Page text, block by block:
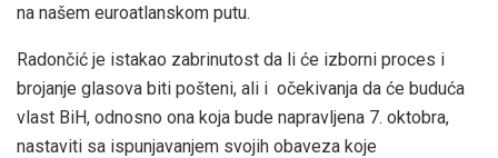
na našem euroatlanskom putu.
Radončić je istakao zabrinutost da li će izborni proces i
brojanje glasova biti pošteni, ali i očekivanja da će buduća
vlast BiH, odnosno ona koja bude napravljena 7. oktobra,
nastaviti sa ispunjavanjem svojih obaveza koje